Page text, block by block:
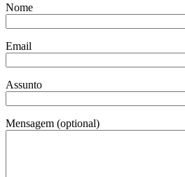
Nome
Email
Assunto
Mensagem (optional)